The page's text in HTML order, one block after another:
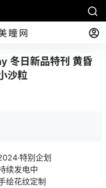
瞳网
冬日新品特刊 黄昏
沙粒
特别企划
续发电中
绘花纹定制